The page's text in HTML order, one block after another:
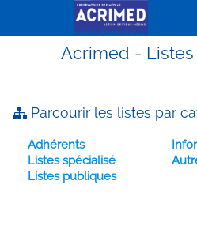
Acrimed -
Parcourir les listes par
Adhérents
Listes spécialisé
Listes publiques